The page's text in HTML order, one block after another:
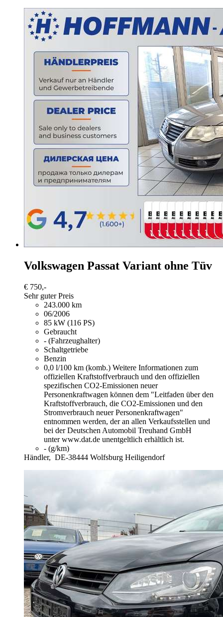
Volkswagen Passat Variant ohne Tüv
€ 750,-
Sehr guter Preis
243.000 km
06/2006
85 kW (116 PS)
Gebraucht
- (Fahrzeughalter)
Schaltgetriebe
Benzin
0,0 l/100 km (komb.) Weitere Informationen zum
offiziellen Kraftstoffverbrauch und den offiziellen
spezifischen CO2-Emissionen neuer
Personenkraftwagen können dem "Leitfaden über den
Kraftstoffverbrauch, die CO2-Emissionen und den
Stromverbrauch neuer Personenkraftwagen"
entnommen werden, der an allen Verkaufsstellen und
bei der Deutschen Automobil Treuhand GmbH
unter www.dat.de unentgeltlich erhältlich ist.
- (g/km)
Händler, DE-38444 Wolfsburg Heiligendorf